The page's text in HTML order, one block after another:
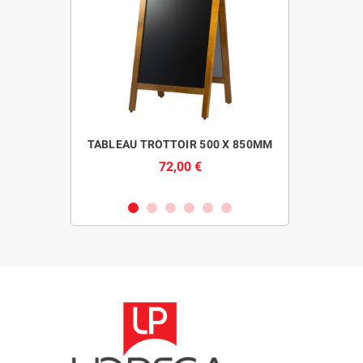
TABLEAU TROTTOIR 500 X 850MM
72,00 €